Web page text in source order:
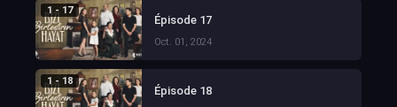
1 - 17
Épisode 17
Oct. 01, 2024
1 - 18
Épisode 18